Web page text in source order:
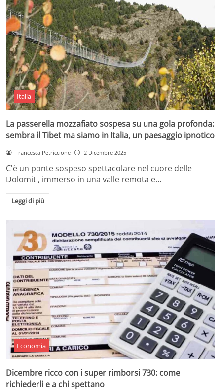
Italia
La passerella mozzafiato sospesa su una gola profonda:
sembra il Tibet ma siamo in Italia, un paesaggio ipnotico
Francesca Petriccione 2 Dicembre 2025
C'è un ponte sospeso spettacolare nel cuore delle
Dolomiti, immerso in una valle remota e…
Leggi di più
Economia
Dicembre ricco con i super rimborsi 730: come
richiederli e a chi spettano